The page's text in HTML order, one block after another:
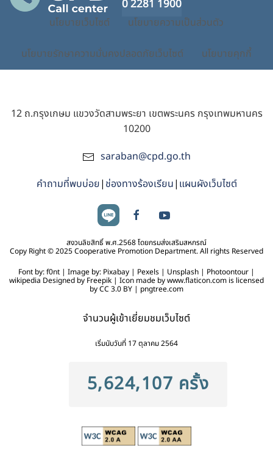
0 2281 1900
นโยบายเว็บไซต์ นโยบายความเป็นส่วนตัว
นโยบายรักษาความมั่นคงปลอดภัยเว็บไซต์ นโยบายคุกกี้
12 ถ.กรุงเกษม แขวงวัดสามพระยา เขตพระนคร กรุงเทพมหานคร
10200
saraban@cpd.go.th
คำถามที่พบบ่อย| ช่องทางร้องเรียน| แผนผังเว็บไซต์
สงวนลิขสิทธิ์ พ.ศ.2568 โดยกรมส่งเสริมสหกรณ์
Copy Right © 2025 Cooperative Promotion Department. All rights Reserved
Font by: f0nt | Image by: Pixabay | Pexels | Unsplash | Photoontour |
wikipedia Designed by Freepik | Icon made by www.flaticon.com is licensed
by CC 3.0 BY | pngtree.com
จำนวนผู้เข้าเยี่ยมชมเว็บไซต์
เริ่มนับวันที่ 17 ตุลาคม 2564
5,624,107 ครั้ง